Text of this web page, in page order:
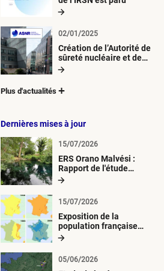
Création de l’Autorité de
sûreté nucléaire et de
radioprotection (ASNR)
02/01/2025
Plus d'actualités
Dernières mises à jour
ERS Orano Malvési :
Rapport de l'étude
radiologique du milieu
15/07/2026
Exposition de la
population française
métropolitaine aux
atmosphériques
radioactives depuis 1945
15/07/2026
05/06/2026